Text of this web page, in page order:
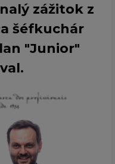
zážitok z
šéfkuchár
"Junior"